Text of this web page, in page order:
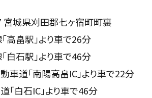
宮城県刈田郡七ヶ宿町町裏
高畠駅」より車で26分
白石駅」より車で46分
車道「南陽高畠IC」より車で22分
「白石IC」より車で46分